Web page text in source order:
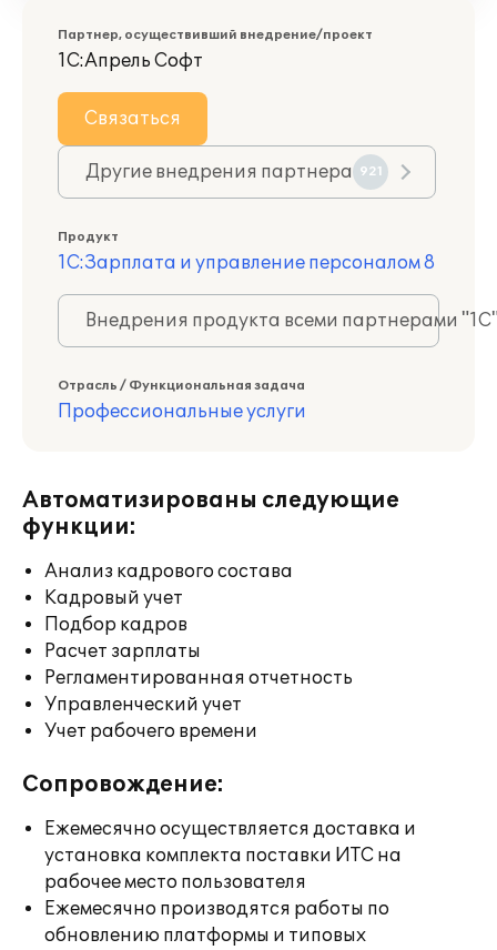
Партнер, осуществивший внедрение/проект
1С:Апрель Софт
Связаться
Другие внедрения партнера 921
Продукт
1С:Зарплата и управление персоналом 8
Внедрения продукта всеми партнерами
Отрасль / Функциональная задача
Профессиональные услуги
Автоматизированы следующие
функции:
Анализ кадрового состава
Кадровый учет
Подбор кадров
Расчет зарплаты
Регламентированная отчетность
Управленческий учет
Учет рабочего времени
Сопровождение:
Ежемесячно осуществляется доставка и
установка комплекта поставки ИТС на
рабочее место пользователя
Ежемесячно производятся работы по
обновлению платформы и типовых